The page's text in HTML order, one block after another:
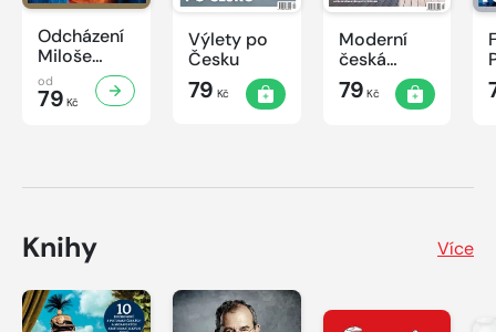
Odcházení
Miloše
Zemana
od
79 Kč
Výlety po
Česku
79 Kč
Moderní
česká
architektura
79 Kč
Knihy Více